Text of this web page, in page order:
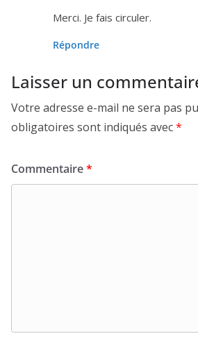
Merci. Je fais circuler.
Répondre
Laisser un
Votre adresse e-mail ne sera pas
obligatoires sont indiqués avec*
Commentaire*